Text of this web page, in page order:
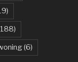
(6)